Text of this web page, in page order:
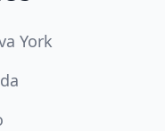
York